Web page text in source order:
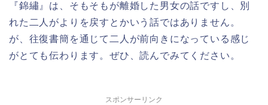
『錦繡』は、そもそもが離婚した男女の話ですし、別
れた二人がよりを戻すとかいう話ではありません。
が、往復書簡を通じて二人が前向きになっている感じ
がとても伝わります。ぜひ、読んでみてください。
スポンサーリンク